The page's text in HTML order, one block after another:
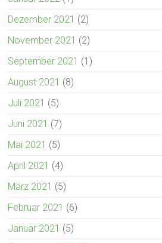
Dezember 2021 (2)
November 2021 (2)
September 2021 (1)
August 2021 (8)
Juli 2021 (5)
Juni 2021 (7)
Mai 2021 (5)
April 2021 (4)
März 2021 (5)
Februar 2021 (6)
Januar 2021 (5)